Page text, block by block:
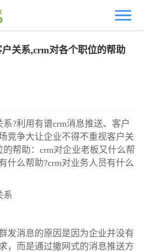
关系,crm对各个职位的帮助
?利用有谱crm消息推送、客户
竞争大让企业不得不重视客户关
的帮助：crm对企业老板又什么帮
什么帮助?crm对业务人员有什么
系
发消息的原因是因为企业并没有
，而是通过撒网式的消息推送方